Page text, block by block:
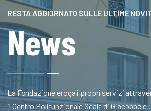
RESTA AGGIORNATO SULLE ULTIME
News
La Fondazione eroga i propri servizi
il Centro Polifunzionale Scala di Giacobbe